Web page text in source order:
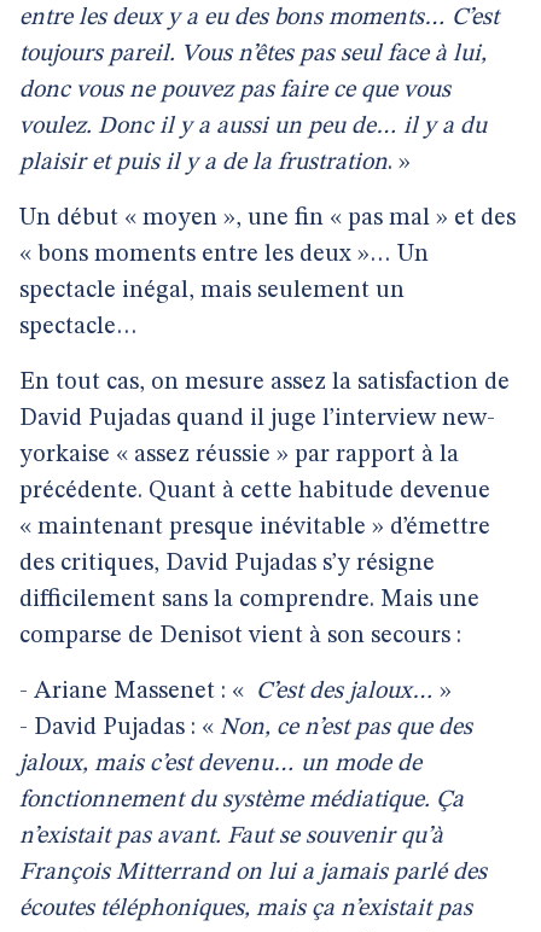
entre les deux y a eu des bons moments… C’est
toujours pareil. Vous n’êtes pas seul face à lui,
donc vous ne pouvez pas faire ce que vous
voulez. Donc il y a aussi un peu de… il y a du
plaisir et puis il y a de la frustration. »
Un début « moyen », une fin « pas mal » et des
« bons moments entre les deux »… Un
spectacle inégal, mais seulement un
spectacle…
En tout cas, on mesure assez la satisfaction de
David Pujadas quand il juge l’interview new-
yorkaise « assez réussie » par rapport à la
précédente. Quant à cette habitude devenue
« maintenant presque inévitable » d’émettre
des critiques, David Pujadas s’y résigne
difficilement sans la comprendre. Mais une
comparse de Denisot vient à son secours :
- Ariane Massenet : « C’est des jaloux… »
- David Pujadas : « Non, ce n’est pas que des
jaloux, mais c’est devenu… un mode de
fonctionnement du système médiatique. Ça
n’existait pas avant. Faut se souvenir qu’à
François Mitterrand on lui a jamais parlé des
écoutes téléphoniques, mais ça n’existait pas